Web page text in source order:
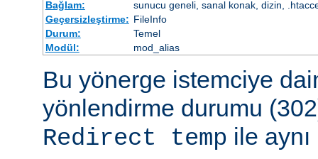
Bağlam:
sunucu geneli, sanal konak, dizin,
Geçersizleştirme: FileInfo
Durum:
Temel
Modül:
mod_alias
Bu yönerge istemciye
yönlendirme durumu
Redirect temp ile